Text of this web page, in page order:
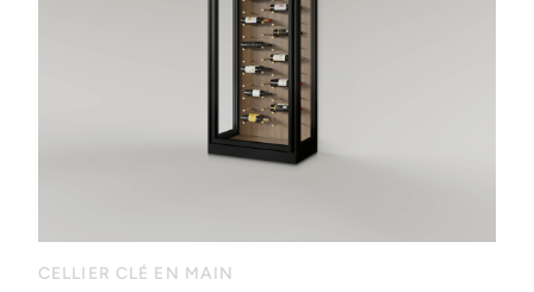
CELLIER CLÉ EN MAIN